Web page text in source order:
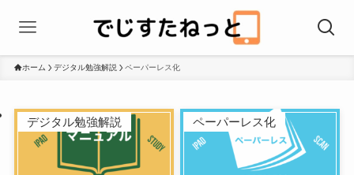
ホーム デジタル勉強解説 ペーパーレス化
デジタル勉強解説 ペーパーレス化